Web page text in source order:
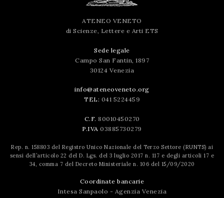
ATENEO VENETO
di Scienze, Lettere e Arti ETS
Sede legale
Campo San Fantin, 1897
30124 Venezia
info@ateneoveneto.org
TEL: 041 5224459
C.F. 80010450270
P.IVA 03885730279
Rep. n. 158803 del Registro Unico Nazionale del Terzo Settore (RUNTS) ai
sensi dell’articolo 22 del D. Lgs. del 3 luglio 2017 n. 117 e degli articoli 17 e
34, comma 7 del Decreto Ministeriale n. 106 del 15/09/2020
Coordinate bancarie
Intesa Sanpaolo - Agenzia Venezia